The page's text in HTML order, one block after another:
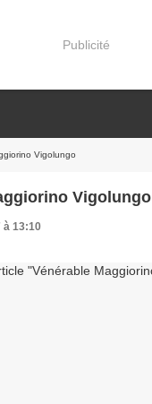
Publicité
Vigolungo
Vigolungo
à 13:10